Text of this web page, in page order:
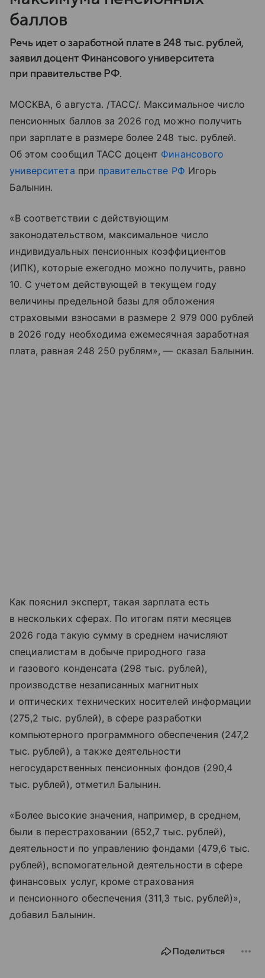
баллов
Речь идет о заработной плате в 248 тыс. рублей,
заявил доцент Финансового университета
при правительстве РФ.
МОСКВА, 6 августа. /ТАСС/. Максимальное число
пенсионных баллов за 2026 год можно получить
при зарплате в размере более 248 тыс. рублей.
Об этом сообщил ТАСС доцент Финансового
университета при правительстве РФ Игорь
Балынин.
«В соответствии с действующим
законодательством, максимальное число
индивидуальных пенсионных коэффициентов
(ИПК), которые ежегодно можно получить, равно
10. С учетом действующей в текущем году
величины предельной базы для обложения
страховыми взносами в размере 2 979 000 рублей
в 2026 году необходима ежемесячная заработная
плата, равная 248 250 рублям», — сказал Балынин.
Как пояснил эксперт, такая зарплата есть
в нескольких сферах. По итогам пяти месяцев
2026 года такую сумму в среднем начисляют
специалистам в добыче природного газа
и газового конденсата (298 тыс. рублей),
производстве незаписанных магнитных
и оптических технических носителей информации
(275,2 тыс. рублей), в сфере разработки
компьютерного программного обеспечения (247,2
тыс. рублей), а также деятельности
негосударственных пенсионных фондов (290,4
тыс. рублей), отметил Балынин.
«Более высокие значения, например, в среднем,
были в перестраховании (652,7 тыс. рублей),
деятельности по управлению фондами (479,6 тыс.
рублей), вспомогательной деятельности в сфере
финансовых услуг, кроме страхования
и пенсионного обеспечения (311,3 тыс. рублей)»,
добавил Балынин.
Поделиться